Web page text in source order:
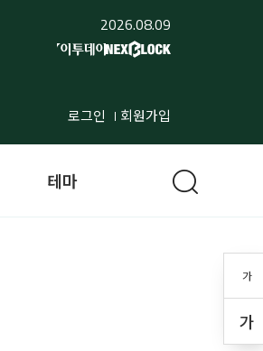
2026.08.09
로그인 회원가입
가
가
테마